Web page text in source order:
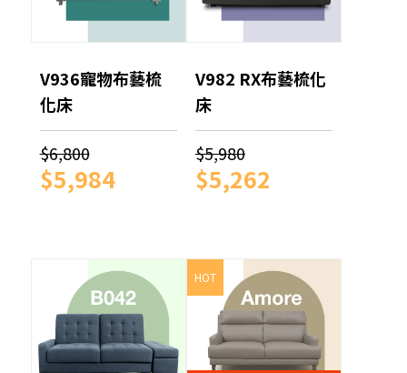
V936寵物布藝梳
化床
$6,800
$5,984
V982 RX布藝梳化
床
$5,980
$5,262
HOT